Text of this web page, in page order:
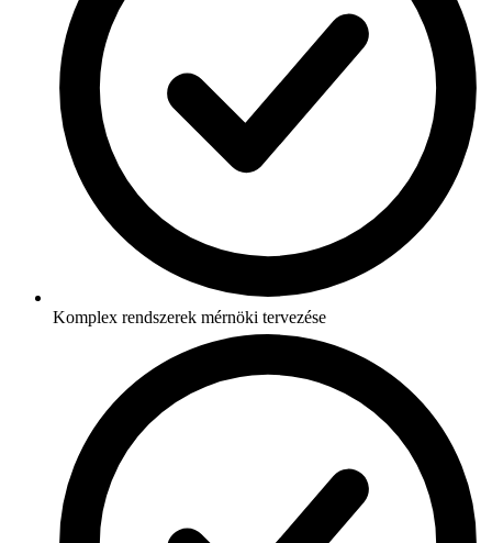
Komplex rendszerek mérnöki tervezése